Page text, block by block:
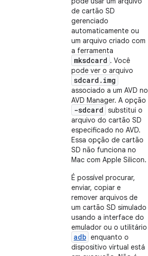
de cartão SD
gerenciado
automaticamente ou
um arquivo criado com
a ferramenta
mksdcard . Você
pode ver o arquivo
sdcard.img
associado a um AVD no
AVD Manager. A opção
-sdcard substitui o
arquivo do cartão SD
especificado no AVD.
Essa opção de cartão
SD não funciona no
Mac com Apple Silicon.
É possível procurar,
enviar, copiar e
remover arquivos de
um cartão SD simulado
usando a interface do
emulador ou o utilitário
adb enquanto o
dispositivo virtual está